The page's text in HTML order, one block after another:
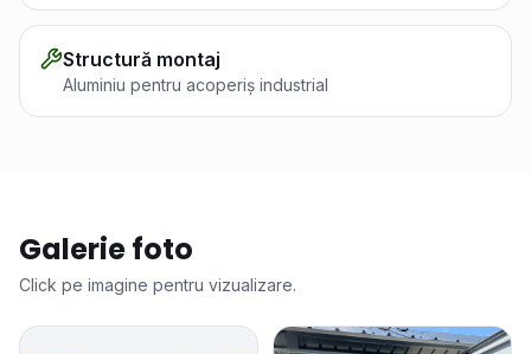
Structură montaj
Aluminiu pentru acoperiș industrial
Galerie foto
Click pe imagine pentru vizualizare.